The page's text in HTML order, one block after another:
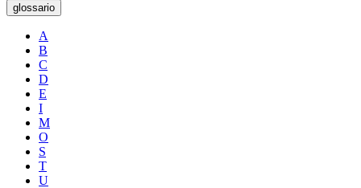
glossario
A
B
C
D
E
I
M
O
S
T
U